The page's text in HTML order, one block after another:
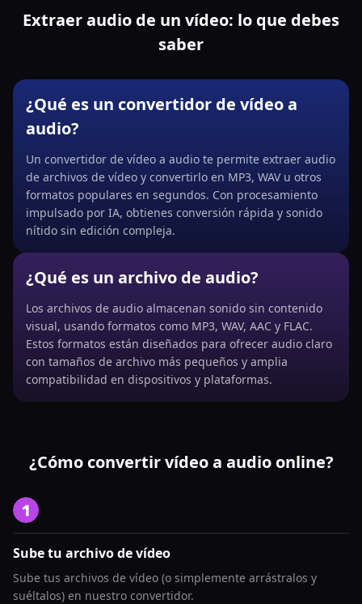
Extraer audio de un vídeo: lo que debes
saber
¿Qué es un convertidor de vídeo a
audio?
Un convertidor de vídeo a audio te permite extraer audio
de archivos de vídeo y convertirlo en MP3, WAV u otros
formatos populares en segundos. Con procesamiento
impulsado por IA, obtienes conversión rápida y sonido
nítido sin edición compleja.
¿Qué es un archivo de audio?
Los archivos de audio almacenan sonido sin contenido
visual, usando formatos como MP3, WAV, AAC y FLAC.
Estos formatos están diseñados para ofrecer audio claro
con tamaños de archivo más pequeños y amplia
compatibilidad en dispositivos y plataformas.
¿Cómo convertir vídeo a audio online?
Sube tu archivo de vídeo
Sube tus archivos de vídeo (o simplemente arrástralos y
suéltalos) en nuestro convertidor.